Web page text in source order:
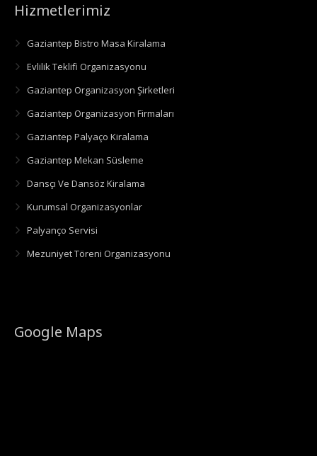
Hizmetlerimiz
Gaziantep Bistro Masa Kiralama
Evlilik Teklifi Organizasyonu
Gaziantep Organizasyon Şirketleri
Gaziantep Organizasyon Firmaları
Gaziantep Palyaço Kiralama
Gaziantep Mekan Süsleme
Dansçı Ve Dansöz Kiralama
Kurumsal Organizasyonlar
Palyanço Servisi
Mezuniyet Töreni Organizasyonu
Google Maps